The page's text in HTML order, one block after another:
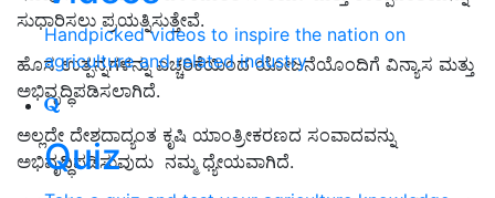
Handpicked videos to inspire the nation on
agriculture and related industry
Quiz
ಸುಧಾರಿಸಲು ಪ್ರಯತ್ನಿಸುತ್ತೇವೆ.
ಹೊಸ ಉತ್ಪನ್ನಗಳನ್ನು ಎಚ್ಚರಿಕೆಯಿಂದ ಯೋಜನೆಯೊಂದಿಗೆ ವಿನ್ಯಾಸ ಮತ್ತು
ಅಭಿವೃದ್ಧಿಪಡಿಸಲಾಗಿದೆ.
ಅಲ್ಲದೇ ದೇಶದಾದ್ಯಂತ ಕೃಷಿ ಯಾಂತ್ರೀಕರಣದ ಸಂವಾದವನ್ನು
ಅಭಿವೃದ್ಧಿಪಡಿಸುವುದು ನಮ್ಮ ಧ್ಯೇಯವಾಗಿದೆ.